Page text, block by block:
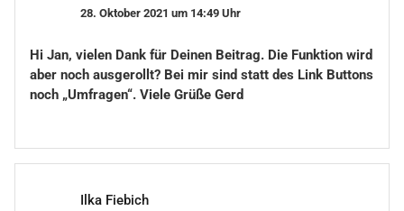
28. Oktober 2021 um 14:49 Uhr
Hi Jan, vielen Dank für Deinen Beitrag. Die Funktion wird
aber noch ausgerollt? Bei mir sind statt des Link Buttons
noch „Umfragen“. Viele Grüße Gerd
Ilka Fiebich